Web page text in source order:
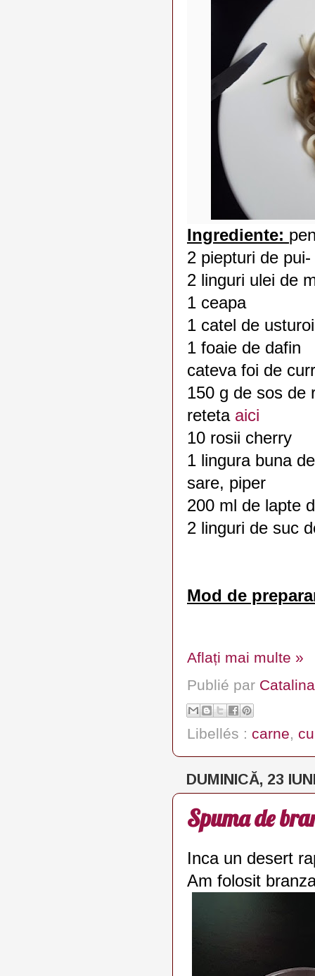
Ingrediente:
2 piepturi de
2 linguri ulei de
1 ceapa
1 catel de usturoi
1 foaie de dafin
cateva foi de
150 g de sos de
reteta aici
10 rosii cherry
1 lingura buna
sare, piper
200 ml de lapte
2 linguri de suc
Mod de
Aflați mai multe »
Publié par Catalina
Libellés : carne,
DUMINICĂ, 23
Spuma de
Inca un desert
Am folosit